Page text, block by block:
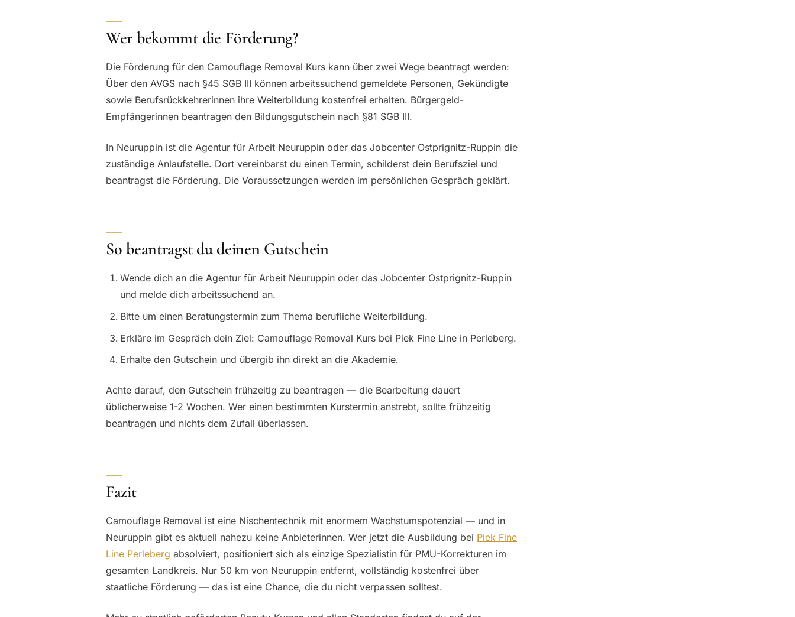
Wer bekommt die Förderung?
Die Förderung für den Camouflage Removal Kurs kann über zwei Wege beantragt werden:
Über den AVGS nach §45 SGB III können arbeitssuchend gemeldete Personen, Gekündigte
sowie Berufsrückkehrerinnen ihre Weiterbildung kostenfrei erhalten. Bürgergeld-
Empfängerinnen beantragen den Bildungsgutschein nach §81 SGB III.
In Neuruppin ist die Agentur für Arbeit Neuruppin oder das Jobcenter Ostprignitz-Ruppin die
zuständige Anlaufstelle. Dort vereinbarst du einen Termin, schilderst dein Berufsziel und
beantragst die Förderung. Die Voraussetzungen werden im persönlichen Gespräch geklärt.
So beantragst du deinen Gutschein
Wende dich an die Agentur für Arbeit Neuruppin oder das Jobcenter Ostprignitz-Ruppin
und melde dich arbeitssuchend an.
Bitte um einen Beratungstermin zum Thema berufliche Weiterbildung.
Erkläre im Gespräch dein Ziel: Camouflage Removal Kurs bei Piek Fine Line in Perleberg.
Erhalte den Gutschein und übergib ihn direkt an die Akademie.
Achte darauf, den Gutschein frühzeitig zu beantragen — die Bearbeitung dauert
üblicherweise 1-2 Wochen. Wer einen bestimmten Kurstermin anstrebt, sollte frühzeitig
beantragen und nichts dem Zufall überlassen.
Fazit
Camouflage Removal ist eine Nischentechnik mit enormem Wachstumspotenzial — und in
Neuruppin gibt es aktuell nahezu keine Anbieterinnen. Wer jetzt die Ausbildung bei Piek Fine
Line Perleberg absolviert, positioniert sich als einzige Spezialistin für PMU-Korrekturen im
gesamten Landkreis. Nur 50 km von Neuruppin entfernt, vollständig kostenfrei über
staatliche Förderung — das ist eine Chance, die du nicht verpassen solltest.